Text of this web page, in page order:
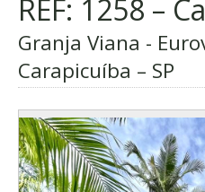
REF: 1258 –
Granja Viana -
Carapicuíba – SP